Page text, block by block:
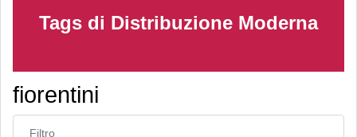
Tags di Distribuzione Moderna
fiorentini
Inserisci parte del titolo